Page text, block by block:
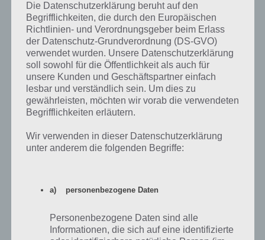
(iPhone, iPod Touch, iPad) unterschiedlich zur Android Variante,
weshalb ihr einfach zum entsprechenden Titel springen müsst, der
für euch interessant ist. Alle weiteren Informationen zu den Cheats
erhaltet ihr dort.
Cheats für die iPhone / iPad App von
Minecraft Pocket Edition
Minecraft Pocket Edition. Das Problem ist ja meist, dass man für
große Bauvorhaben extrem viele Blöcke benötigt. Wer jetzt nicht
Mods wie TooManyItems.
zahlreiche Einstellungen vornehmen, unter anderem wieviele Items
der User erhalten soll, man kann die Welt anpassen, die Zeit und
Die Datenschutzerklärung beruht auf den
Begrifflichkeiten, die durch den Europäischen
Richtlinien- und Verordnungsgeber beim Erlass
der Datenschutz-Grundverordnung (DS-GVO)
verwendet wurden. Unsere Datenschutzerklärung
soll sowohl für die Öffentlichkeit als auch für
unsere Kunden und Geschäftspartner einfach
lesbar und verständlich sein. Um dies zu
gewährleisten, möchten wir vorab die verwendeten
Begrifflichkeiten erläutern.
Wir verwenden in dieser Datenschutzerklärung
unter anderem die folgenden Begriffe:
a) personenbezogene Daten
Personenbezogene Daten sind alle
Informationen, die sich auf eine identifizierte